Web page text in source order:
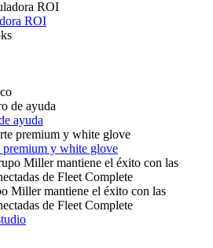
ROI
ayuda
premium y white glove
Miller mantiene el éxito con las
de Fleet Complete